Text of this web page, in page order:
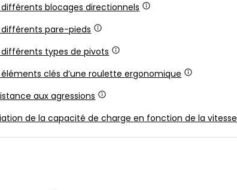
différents blocages directionnels
différents pare-pieds
différents types de pivots
éléments clés d’une roulette ergonomique
aux agressions
de la capacité de charge en fonction de la vitesse